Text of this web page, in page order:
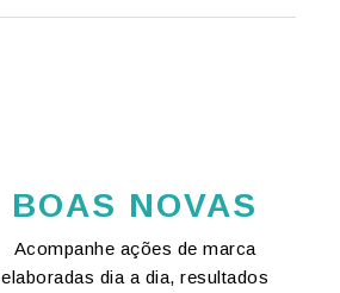
BOAS NOVAS
Acompanhe ações de marca
elaboradas dia a dia, resultados